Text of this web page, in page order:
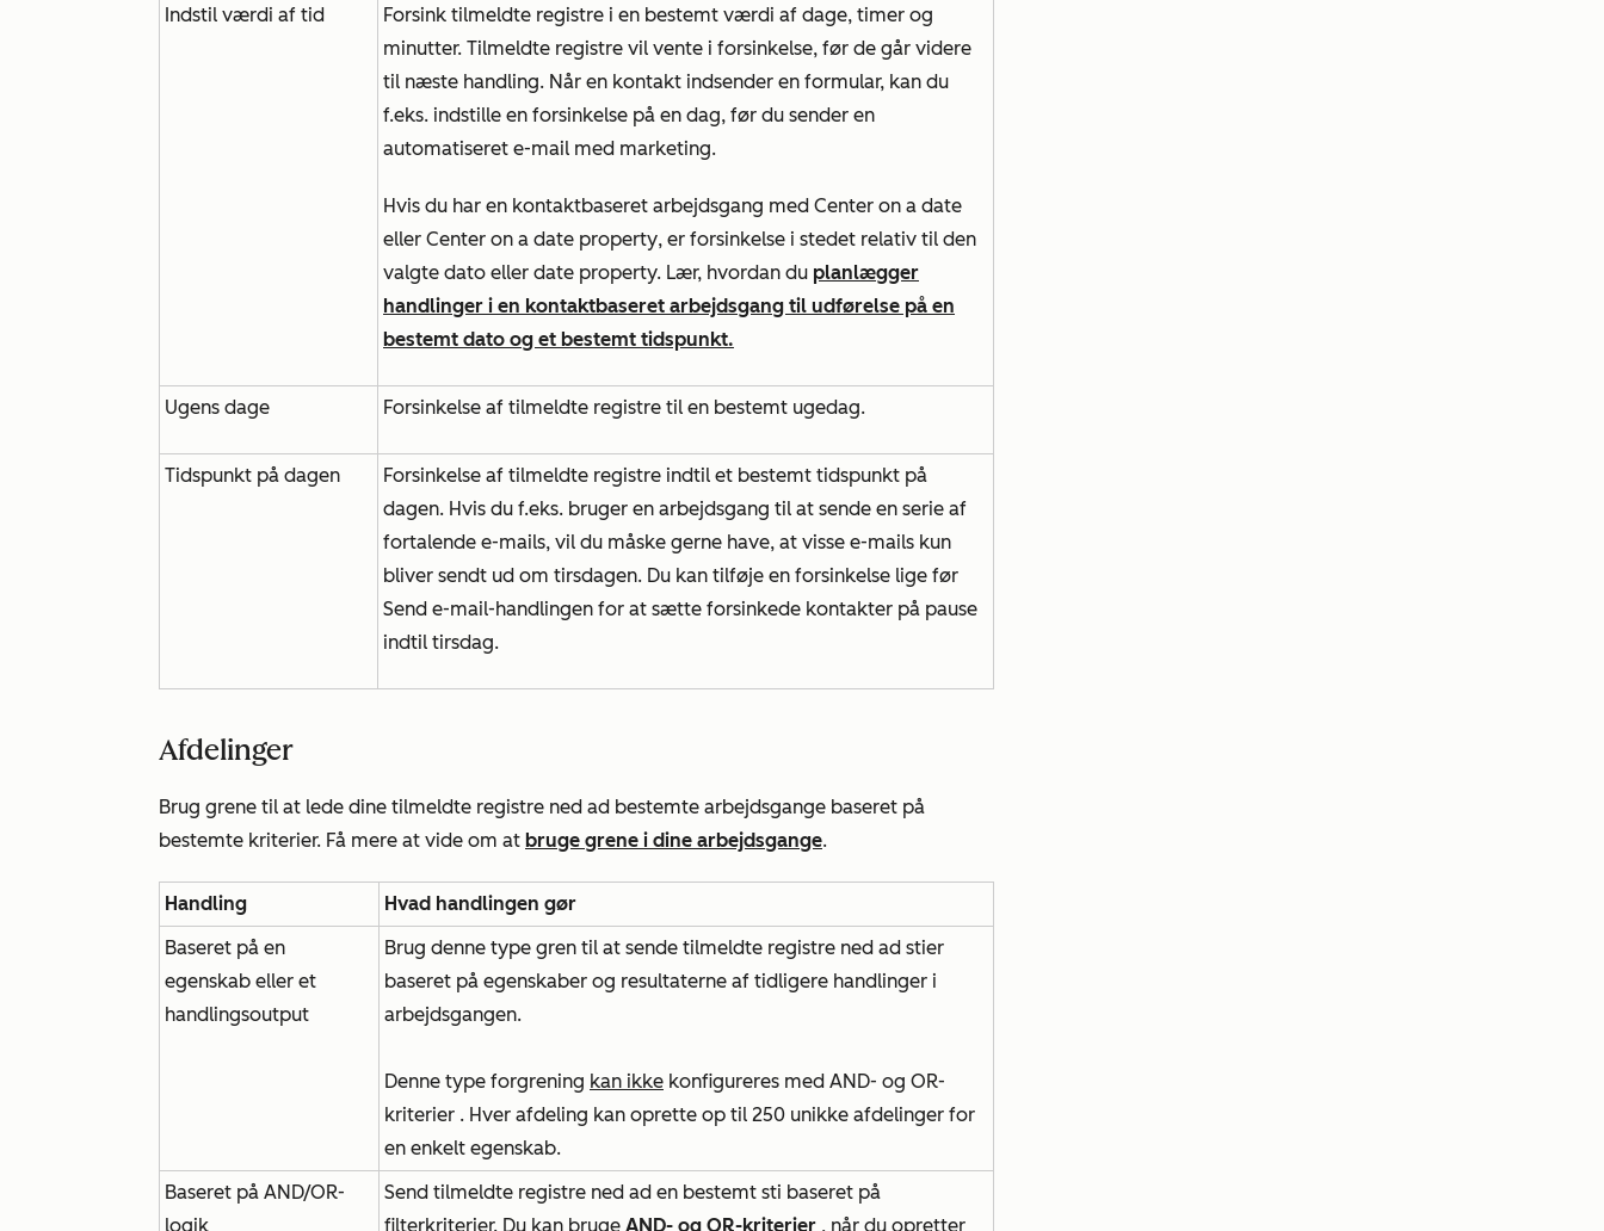
Indstil værdi af tid
Forsink tilmeldte registre i en bestemt værdi af dage, timer og
minutter. Tilmeldte registre vil vente i forsinkelse, før de går videre
til næste handling. Når en kontakt indsender en formular, kan du
f.eks. indstille en forsinkelse på en dag, før du sender en
automatiseret e-mail med marketing.
Hvis du har en kontaktbaseret arbejdsgang med Center on a date
eller Center on a date property, er forsinkelse i stedet relativ til den
valgte dato eller date property. Lær, hvordan du planlægger
handlinger i en kontaktbaseret arbejdsgang til udførelse på en
bestemt dato og et bestemt tidspunkt.
Ugens dage Forsinkelse af tilmeldte registre til en bestemt ugedag.
Tidspunkt på dagen
Forsinkelse af tilmeldte registre indtil et bestemt tidspunkt på
dagen. Hvis du f.eks. bruger en arbejdsgang til at sende en serie af
fortalende e-mails, vil du måske gerne have, at visse e-mails kun
bliver sendt ud om tirsdagen. Du kan tilføje en forsinkelse lige før
Send e-mail-handlingen for at sætte forsinkede kontakter på pause
indtil tirsdag.
Afdelinger
Brug grene til at lede dine tilmeldte registre ned ad bestemte arbejdsgange baseret på
bestemte kriterier. Få mere at vide om at bruge grene i dine arbejdsgange.
Handling
Hvad handlingen gør
Baseret på en
egenskab eller et
handlingsoutput
Brug denne type gren til at sende tilmeldte registre ned ad stier
baseret på egenskaber og resultaterne af tidligere handlinger i
arbejdsgangen.
Denne type forgrening kan ikke konfigureres med AND- og OR-
kriterier . Hver afdeling kan oprette op til 250 unikke afdelinger for
en enkelt egenskab.
Baseret på AND/OR-
logik
Send tilmeldte registre ned ad en bestemt sti baseret på
filterkriterier. Du kan bruge AND- og OR-kriterier , når du opretter